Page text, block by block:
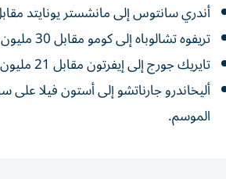
أندري سانتوس إلى مانشستر يونايتد مقابل 50 مليون
تريفوه تشالوباه إلى كومو مقابل 30 مليون يورو.
تايريك جورج إلى إيفرتون مقابل 21 مليون يورو.
أليخاندرو جارناتشو إلى أستون فيلا على
الموسم.